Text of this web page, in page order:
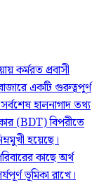
কর্মরত প্রবাসী
একটি গুরুত্বপূর্ণ
হালনাগাদ তথ্য
(BDT) বিপরীতে
হয়েছে।
কাছে অর্থ
ভূমিকা রাখে।